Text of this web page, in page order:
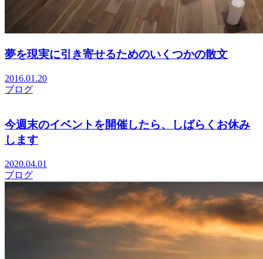
夢を現実に引き寄せるためのいくつかの散文
2016.01.20
ブログ
今週末のイベントを開催したら、しばらくお休み
します
2020.04.01
ブログ